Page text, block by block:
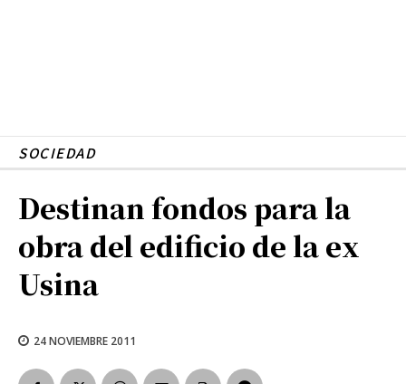
SOCIEDAD
Destinan fondos para la
obra del edificio de la ex
Usina
24 NOVIEMBRE 2011